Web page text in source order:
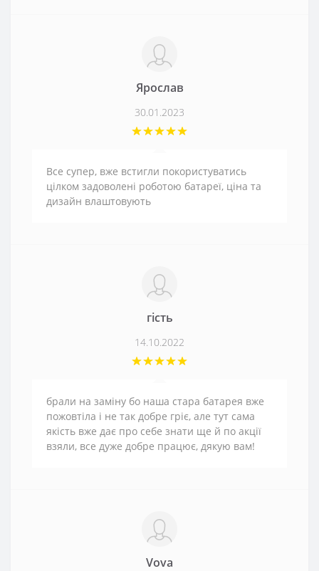
Ярослав
30.01.2023
Все супер, вже встигли покористуватись
цілком задоволені роботою батареї, ціна та
дизайн влаштовують
гість
14.10.2022
брали на заміну бо наша стара батарея вже
пожовтіла і не так добре гріє, але тут сама
якість вже дає про себе знати ще й по акції
взяли, все дуже добре працює, дякую вам!
Vova